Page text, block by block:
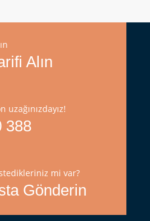
Alın
uzağınızdayız!
388
mi var?
Gönderin